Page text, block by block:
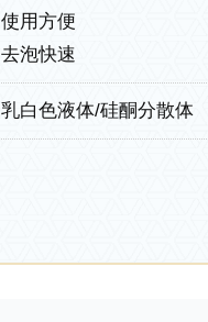
使用方便
去泡快速
乳白色液体/硅酮分散体